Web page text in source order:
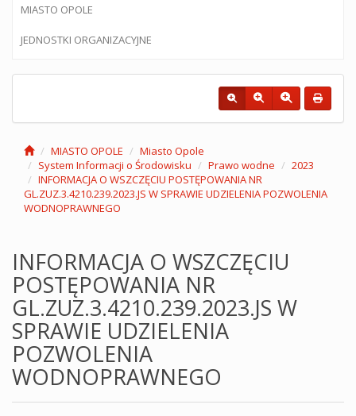
MIASTO OPOLE
JEDNOSTKI ORGANIZACYJNE
MIASTO OPOLE
Miasto Opole
System Informacji o Środowisku
Prawo wodne
2023
INFORMACJA O WSZCZĘCIU POSTĘPOWANIA NR
GL.ZUZ.3.4210.239.2023.JS W SPRAWIE UDZIELENIA POZWOLENIA
WODNOPRAWNEGO
INFORMACJA O WSZCZĘCIU
POSTĘPOWANIA NR
GL.ZUZ.3.4210.239.2023.JS W
SPRAWIE UDZIELENIA
POZWOLENIA
WODNOPRAWNEGO